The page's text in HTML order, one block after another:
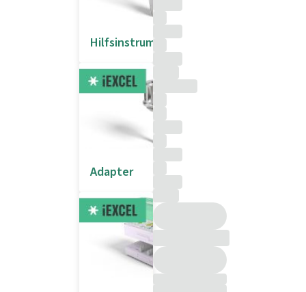
Hilfsinstrumente
Adapter